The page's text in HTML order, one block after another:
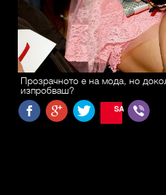
Прозрачното е на мода, но
изпробваш?
SAVE